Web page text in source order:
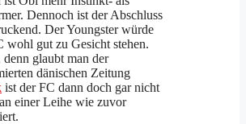
Dennoch ist der Abschluss
Der Youngster würde
wohl gut zu Gesicht stehen.
denn glaubt man der
dänischen Zeitung
ist der FC dann doch gar nicht
einer Leihe wie zuvor